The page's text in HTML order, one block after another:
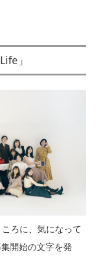
」
ろに、気になって
開始の文字を発